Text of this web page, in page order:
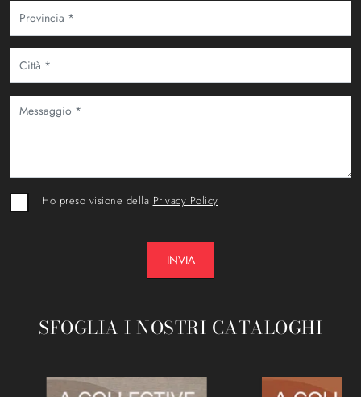
Ho preso visione della Privacy Policy
INVIA
SFOGLIA I NOSTRI CATALOGHI